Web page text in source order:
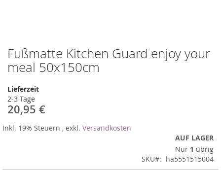
Fußmatte Kitchen Guard enjoy your
meal 50x150cm
Lieferzeit
2-3 Tage
20,95 €
Inkl. 19% Steuern , exkl. Versandkosten
AUF LAGER
Nur 1 übrig
SKU
ha5551515004
Zum
Anfang
der
springen